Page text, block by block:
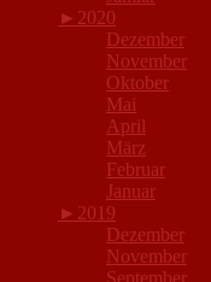
► 2020
Dezember
November
Oktober
Mai
April
März
Februar
Januar
► 2019
Dezember
November
September